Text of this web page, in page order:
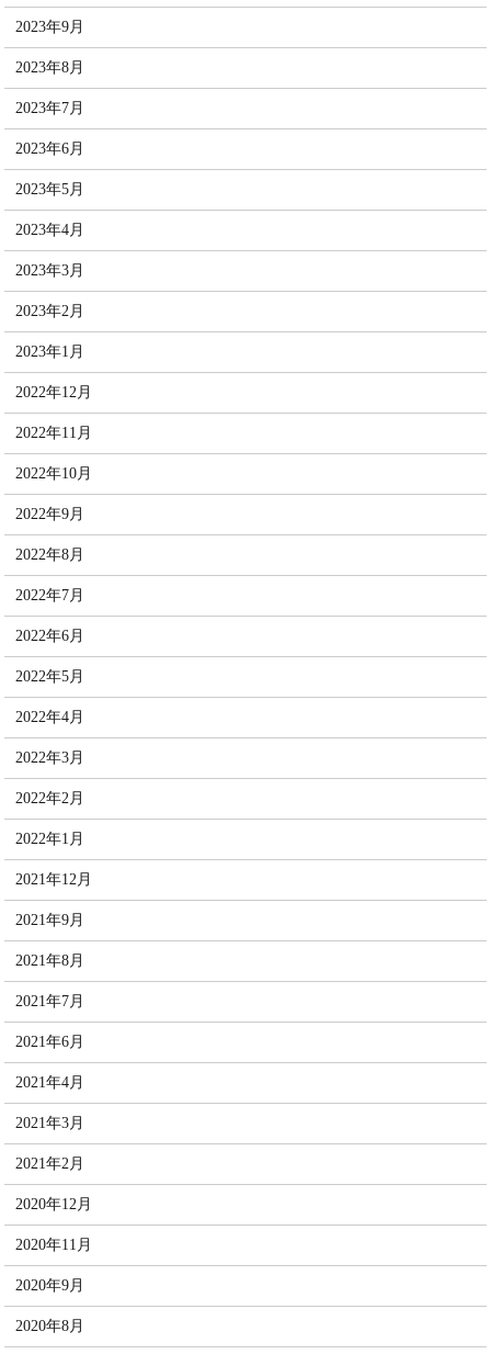
2023年9月
2023年8月
2023年7月
2023年6月
2023年5月
2023年4月
2023年3月
2023年2月
2023年1月
2022年12月
2022年11月
2022年10月
2022年9月
2022年8月
2022年7月
2022年6月
2022年5月
2022年4月
2022年3月
2022年2月
2022年1月
2021年12月
2021年9月
2021年8月
2021年7月
2021年6月
2021年4月
2021年3月
2021年2月
2020年12月
2020年11月
2020年9月
2020年8月